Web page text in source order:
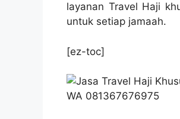
layanan Travel Haji
untuk setiap jamaah.
[ez-toc]